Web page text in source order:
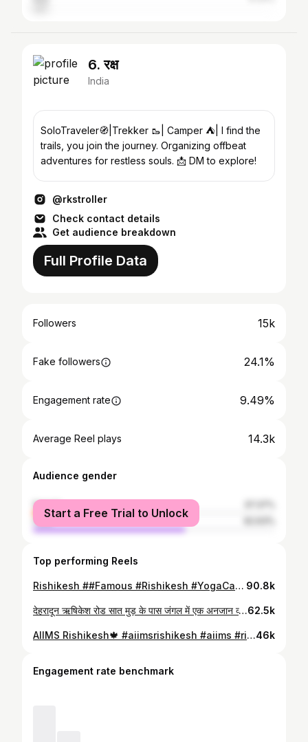
6. रक्ष
India
SoloTraveler🧭|Trekker 🥾| Camper ⛺| I find the
trails, you join the journey. Organizing offbeat
adventures for restless souls. 📩 DM to explore!
@rkstroller
Check contact details
Get audience breakdown
Full Profile Data
Followers 15k
Fake followers 24.1%
Engagement rate 9.49%
Average Reel plays 14.3k
Audience gender
female
male
Start a Free Trial to Unlock
Top performing Reels
Rishikesh ##Famous #Rishikesh #YogaCapitalOfIndia #GangaAarti #LakshmanJhula 90.8k
देहरादून ऋषिकेश रोड सात मुड़ के पास जंगल में एक अनजान व्यक्ति को देखा, जो बाद में गायब हो गया... क्या था वो? भूत, प्रेत, या कुछ और? मेरी iPhone 17 Pro से बनाई गई वीडियो में एक रहस्यमयी शख्स! पहले स्पष्ट दिख रहा था, लेकिन धीरे-धीरे ब्लर हो गया और गायब हो गया। क्या यह भूत है, प्रेत है, या कुछ और? आपके विचार? #भूत #प्रेत #रहस्य #iPhone17Pro" #instagram #dehradun #uttarakhand #rishikesh #jungle #night #mountain #travelgram #blog #music #road #trip #inrishikesh #ghost62.5k
AIIMS Rishikesh🍁 #aiimsrishikesh #aiims #rishikesh #uttrakhand #hospital #doctor #medical #instagram #trip #river #nature #music #instagood #instamood #love #travel #travelphotography #mountains #winter #sunset46k
Engagement rate benchmark